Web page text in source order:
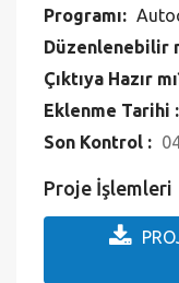
Programı:
Düzenlenebilir
Çıktıya Hazır
Eklenme Tarihi :
Son Kontrol :
Proje İşlemleri